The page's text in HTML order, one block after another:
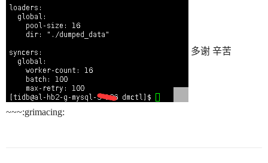
多谢 辛苦
~~~:grimacing: